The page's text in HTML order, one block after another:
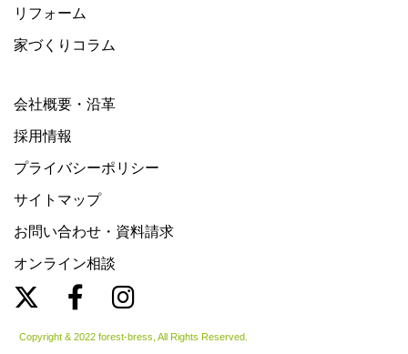
リフォーム
家づくりコラム
会社概要・沿革
採用情報
プライバシーポリシー
サイトマップ
お問い合わせ・資料請求
オンライン相談
Copyright & 2022 forest-bress, All Rights Reserved.